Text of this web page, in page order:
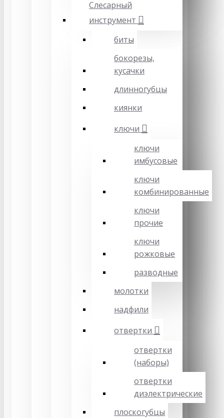
Слесарный
инструмент
биты
бокорезы,
кусачки
длинногубцы
киянки
ключи
ключи
имбусовые
ключи
комбинированные
ключи
прочие
ключи
рожковые
разводные
молотки
надфили
отвертки
отвертки
(наборы)
отвертки
диэлектрические
плоскогубцы